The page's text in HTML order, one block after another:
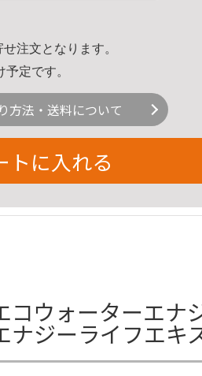
注文となります。
定です。
方法・送料について
トに入れる
ウォーターエナ
ナジーライフエキ